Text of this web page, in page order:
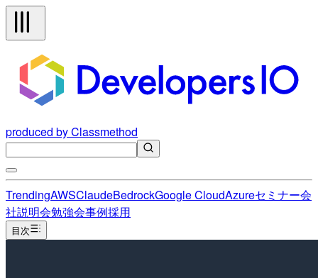
produced by Classmethod
TrendingAWSClaudeBedrockGoogle CloudAzureセミナー会
社説明会勉強会事例採用
目次